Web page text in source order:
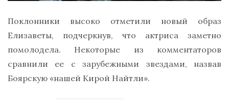
Поклонники высоко отметили новый образ
Елизаветы, подчеркнув, что актриса заметно
помолодела. Некоторые из комментаторов
сравнили ее с зарубежными звездами, назвав
Боярскую «нашей Кирой Найтли».